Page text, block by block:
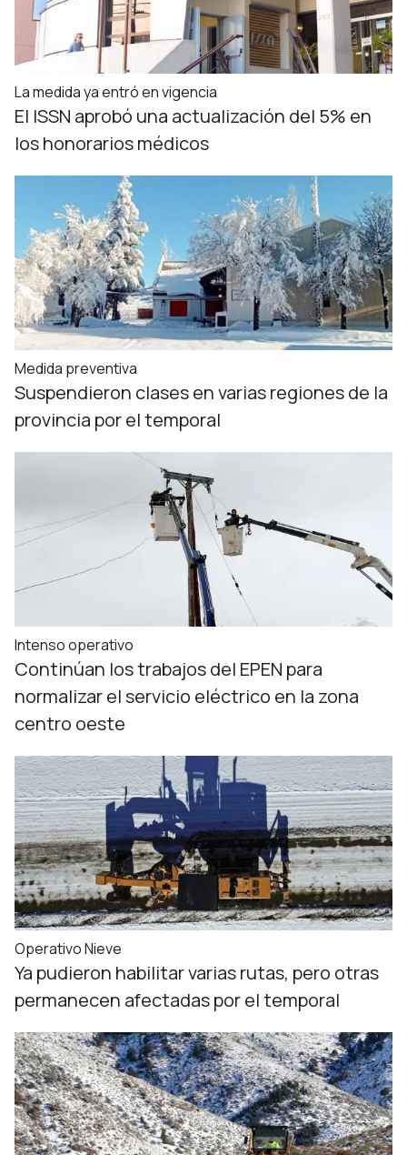
La medida ya entró en vigencia
El ISSN aprobó una actualización del 5% en
los honorarios médicos
Medida preventiva
Suspendieron clases en varias regiones de la
provincia por el temporal
Intenso operativo
Continúan los trabajos del EPEN para
normalizar el servicio eléctrico en la zona
centro oeste
Operativo Nieve
Ya pudieron habilitar varias rutas, pero otras
permanecen afectadas por el temporal